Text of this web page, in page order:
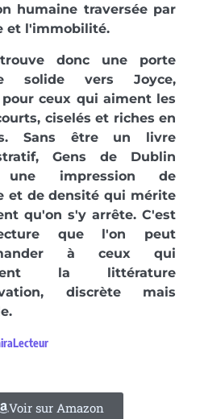
humaine traversée par
et l'immobilité.
donc une porte
solide vers Joyce,
ceux qui aiment les
ciselés et riches en
Sans être un livre
Gens de Dublin
une impression de
et de densité qui mérite
qu'on s'y arrête. C'est
que l'on peut
à ceux qui
la littérature
discrète mais
Voir sur Amazon